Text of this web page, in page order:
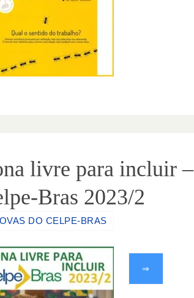
livre para incluir –
Bras 2023/2
DO CELPE-BRAS
⇒